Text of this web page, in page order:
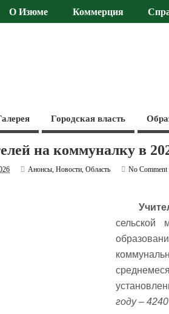
О Изюме Коммерция
Городская власть
на коммуналку в
Анонсы,Новости,Область
No Comment
сельской
году –